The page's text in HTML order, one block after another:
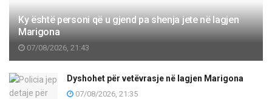
Ky është personi që u gjend pa shenja jete në lagjen
Marigona
07/08/2026, 21:43
Dyshohet për vetëvrasje në lagjen Marigona
07/08/2026, 21:35